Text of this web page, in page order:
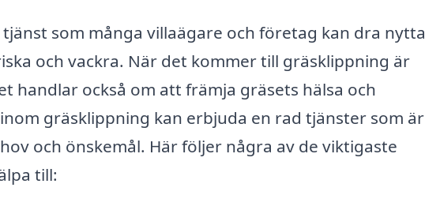
som många villaägare och företag kan dra nytta
och vackra. När det kommer till gräsklippning är
handlar också om att främja gräsets hälsa och
gräsklippning kan erbjuda en rad tjänster som är
och önskemål. Här följer några av de viktigaste
till: